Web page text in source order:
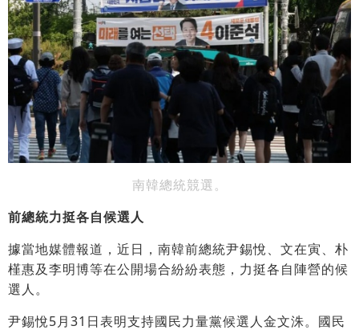
南韓總統競選。
前總統力挺各自候選人
據當地媒體報道，近日，南韓前總統尹錫悅、文在寅、朴
槿惠及李明博等在公開場合紛紛表態，力挺各自陣營的候
選人。
尹錫悅5月31日表明支持國民力量黨候選人金文洙。國民